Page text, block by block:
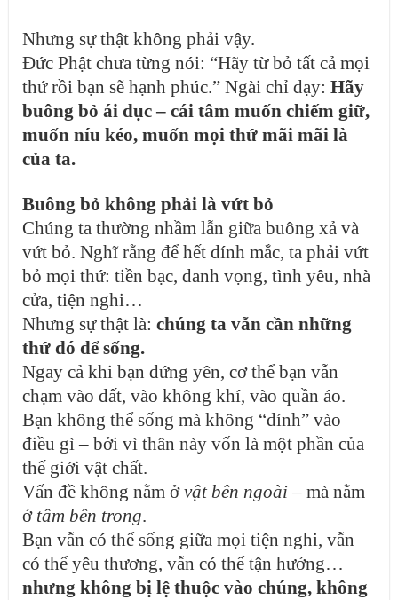
Nhưng sự thật không phải vậy.
Đức Phật chưa từng nói: “Hãy từ bỏ tất cả mọi
thứ rồi bạn sẽ hạnh phúc.” Ngài chỉ dạy: Hãy
buông bỏ ái dục – cái tâm muốn chiếm giữ,
muốn níu kéo, muốn mọi thứ mãi mãi là
của ta.
Buông bỏ không phải là vứt bỏ
Chúng ta thường nhầm lẫn giữa buông xả và
vứt bỏ. Nghĩ rằng để hết dính mắc, ta phải vứt
bỏ mọi thứ: tiền bạc, danh vọng, tình yêu, nhà
cửa, tiện nghi…
Nhưng sự thật là: chúng ta vẫn cần những
thứ đó để sống.
Ngay cả khi bạn đứng yên, cơ thể bạn vẫn
chạm vào đất, vào không khí, vào quần áo.
Bạn không thể sống mà không “dính” vào
điều gì – bởi vì thân này vốn là một phần của
thế giới vật chất.
Vấn đề không nằm ởvậtbên ngoài – mà nằm
ở tâm bên trong.
Bạn vẫn có thể sống giữa mọi tiện nghi, vẫn
có thể yêu thương, vẫn có thể tận hưởng…
nhưng không bị lệ thuộc vào chúng, không